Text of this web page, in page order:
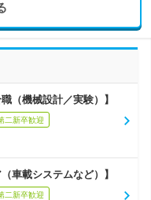
（機械設計／実験）】
二新卒歓迎
車載システムなど）】
二新卒歓迎